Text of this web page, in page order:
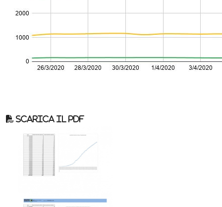
Scarica il pdf